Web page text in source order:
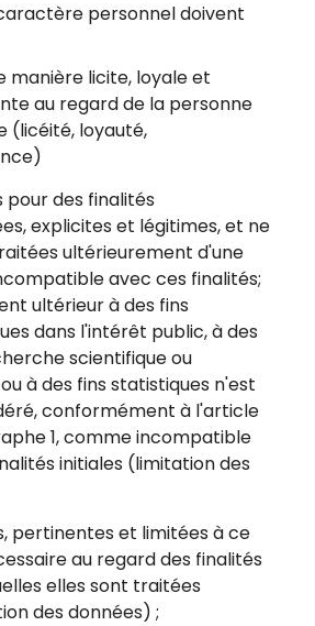
personnel doivent
manière licite, loyale et
au regard de la personne
(licéité, loyauté,
des finalités
explicites et légitimes, et ne
ultérieurement d'une
avec ces finalités;
ultérieur à des fins
dans l'intérêt public, à des
scientifique ou
à des fins statistiques n'est
conformément à l'article
1, comme incompatible
initiales (limitation des
pertinentes et limitées à ce
au regard des finalités
elles sont traitées
des données) ;